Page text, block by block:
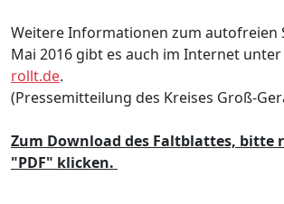
Weitere Informationen zum autofreien
Mai 2016 gibt es auch im Internet unter
rollt.de.
(Pressemitteilung des Kreises Groß-
Zum Download des Faltblattes, bitte
"PDF" klicken.